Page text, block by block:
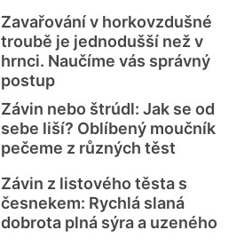
Zavařování v horkovzdušné
troubě je jednodušší než v
hrnci. Naučíme vás správný
postup
Závin nebo štrúdl: Jak se od
sebe liší? Oblíbený moučník
pečeme z různých těst
Závin z listového těsta s
česnekem: Rychlá slaná
dobrota plná sýra a uzeného